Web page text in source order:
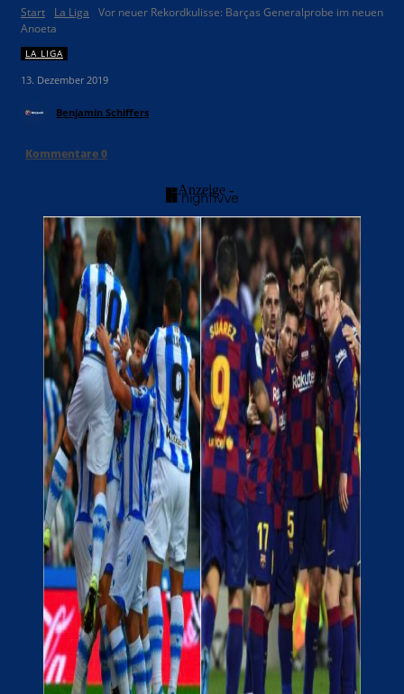
Start La Liga
Vor neuer Rekordkulisse: Barças Generalprobe im neuen
Anoeta
LA LIGA
13. Dezember 2019
Benjamin Schiffers
Kommentare0
- Anzeige -